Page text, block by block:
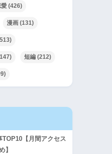
(426)
漫画 (131)
短編 (212)
TOP10【月間アクセス
】